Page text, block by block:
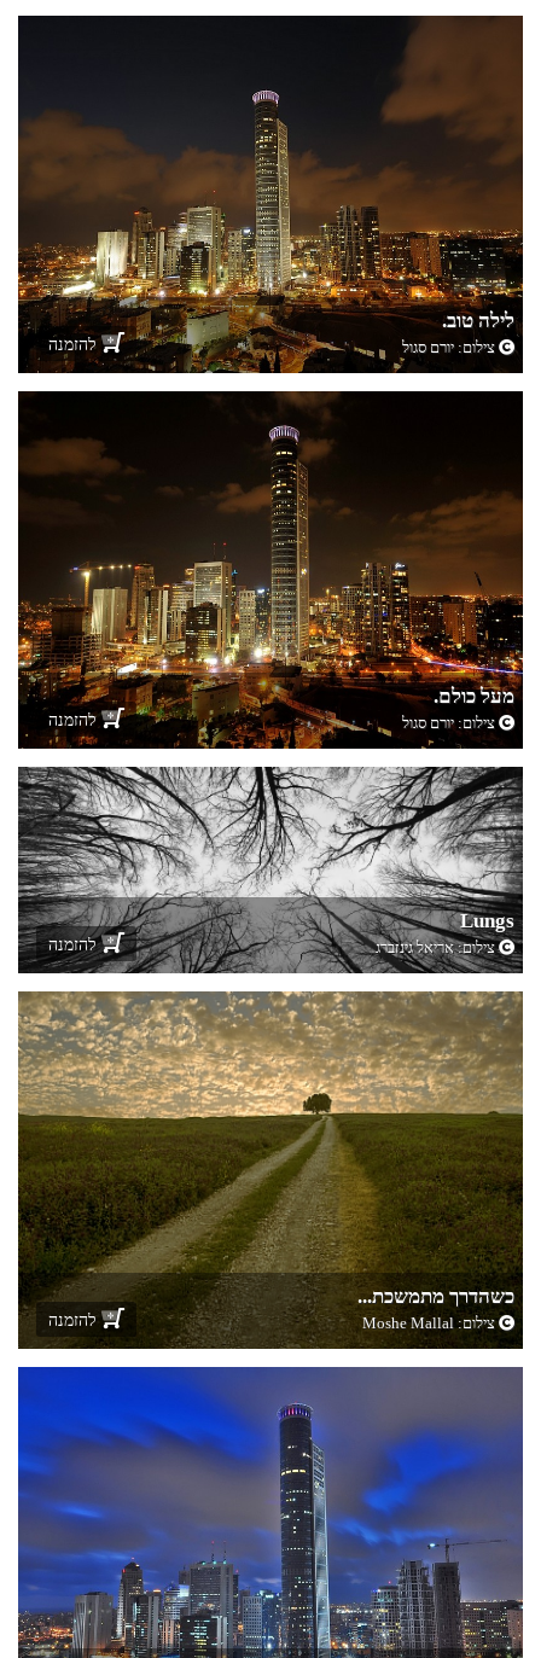
לילה טוב.
צילום: יורם סגול להזמנה
מעל כולם.
צילום:יורם סגול להזמנה
Lungs
צילום:אריאל גינזברג להזמנה
כשהדרך מתמשכת...
צילום: Moshe Mallal להזמנה